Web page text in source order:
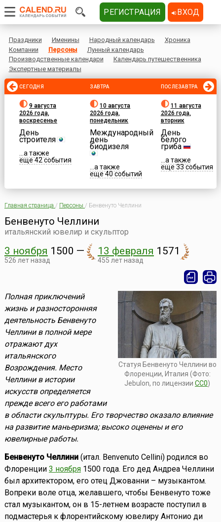
Праздники Именины Народный календарь
Хроника
Компании
Персоны
Лунный календарь
Производственные календари
Календарь путешественника
Экспертные материалы
СЕГОДНЯ
9 августа
2026 года,
воскресенье
День
строителя
...а также
еще 42 события
ЗАВТРА
10 августа
2026 года,
понедельник
Международный
день
биодизеля
...а также
еще 40 событий
ПОСЛЕЗАВТРА
11 августа
2026 года,
вторник
День
белого
гриба
...а также
еще 33 события
Главная страница / Персоны / Бенвенуто Челлини
Бенвенуто Челлини
итальянский ювелир и скульптор
3 ноября 1500
526 лет назад
— 13 февраля 1571
455 лет назад
Статуя Бенвенуто Челлини во
Флоренции, Италия (Фото:
Jebulon, по лицензииCC0)
Полная приключений
жизнь и разносторонняя
деятельность Бенвенуто
Челлини в полной мере
отражают дух
итальянского
Возрождения. Место
Челлини в истории
искусств определяется
прежде всего его работами
в области скульптуры. Его творчество оказало влияние
на развитие маньеризма; высоко оценены и его
ювелирные работы.
Бенвенуто Челлини(итал. Benvenuto Cellini) родился во
Флоренции 3 ноября1500 года. Его дед Андреа Челлини
был архитектором, его отец Джованни – музыкантом.
Вопреки воле отца, желавшего, чтобы Бенвенуто тоже
стал музыкантом, он в 15-летнем возрасте поступил в
подмастерья к флорентийскому ювелиру Антонио ди
РЕГИСТРАЦИЯ ВХОД